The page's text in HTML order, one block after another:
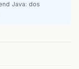
Java: dos